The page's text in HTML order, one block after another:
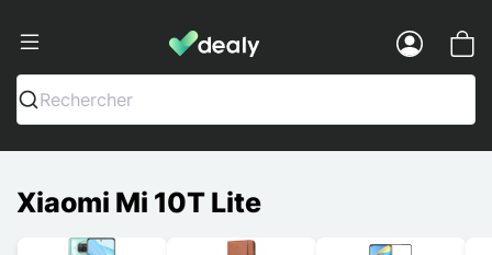
Dealy - Capas e acessórios para
Rechercher
Xiaomi Mi 10T Lite